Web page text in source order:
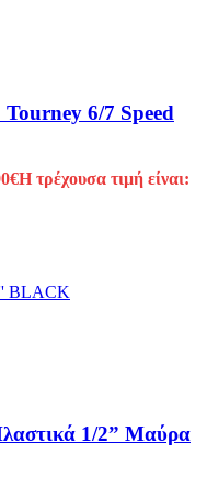
6/7 Speed
€Η τρέχουσα τιμή είναι:
1/2” Μαύρα